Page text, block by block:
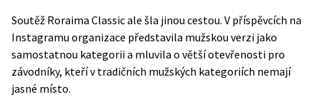
Soutěž Roraima Classic ale šla jinou cestou. V příspěvcích na
Instagramu organizace představila mužskou verzi jako
samostatnou kategorii a mluvila o větší otevřenosti pro
závodníky, kteří v tradičních mužských kategoriích nemají
jasné místo.